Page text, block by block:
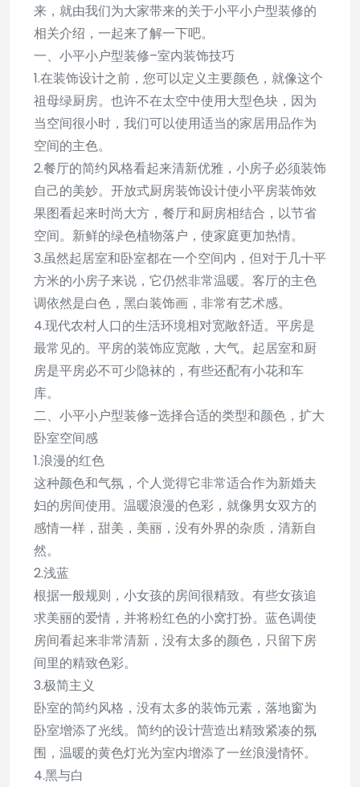
来，就由我们为大家带来的关于小平小户型装修的
相关介绍，一起来了解一下吧。
一、小平小户型装修–室内装饰技巧
1.在装饰设计之前，您可以定义主要颜色，就像这个
祖母绿厨房。也许不在太空中使用大型色块，因为
当空间很小时，我们可以使用适当的家居用品作为
空间的主色。
2.餐厅的简约风格看起来清新优雅，小房子必须装饰
自己的美妙。开放式厨房装饰设计使小平房装饰效
果图看起来时尚大方，餐厅和厨房相结合，以节省
空间。新鲜的绿色植物落户，使家庭更加热情。
3.虽然起居室和卧室都在一个空间内，但对于几十平
方米的小房子来说，它仍然非常温暖。客厅的主色
调依然是白色，黑白装饰画，非常有艺术感。
4.现代农村人口的生活环境相对宽敞舒适。平房是
最常见的。平房的装饰应宽敞，大气。起居室和厨
房是平房必不可少隐袜的，有些还配有小花和车
库。
二、小平小户型装修–选择合适的类型和颜色，扩大
卧室空间感
1.浪漫的红色
这种颜色和气氛，个人觉得它非常适合作为新婚夫
妇的房间使用。温暖浪漫的色彩，就像男女双方的
感情一样，甜美，美丽，没有外界的杂质，清新自
然。
2.浅蓝
根据一般规则，小女孩的房间很精致。有些女孩追
求美丽的爱情，并将粉红色的小窝打扮。蓝色调使
房间看起来非常清新，没有太多的颜色，只留下房
间里的精致色彩。
3.极简主义
卧室的简约风格，没有太多的装饰元素，落地窗为
卧室增添了光线。简约的设计营造出精致紧凑的氛
围，温暖的黄色灯光为室内增添了一丝浪漫情怀。
4.黑与白